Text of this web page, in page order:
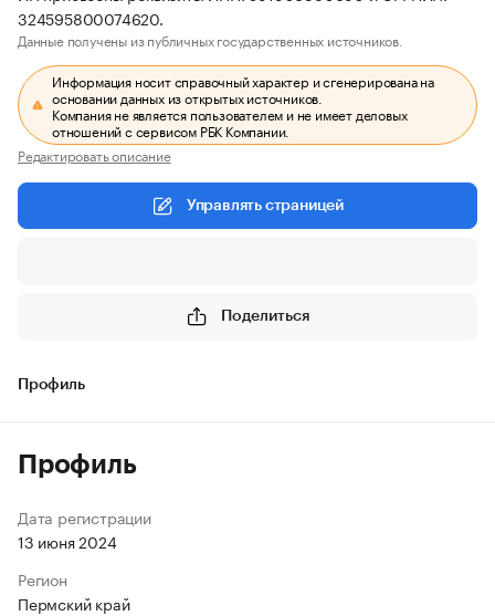
324595800074620.
Данные получены из публичных государственных источников.
Информация носит справочный характер и сгенерирована на
основании данных из открытых источников.
Компания не является пользователем и не имеет деловых
отношений с сервисом РБК Компании.
Редактировать описание
Управлять страницей
Поделиться
Профиль
Профиль
Дата регистрации
13 июня 2024
Регион
Пермский край